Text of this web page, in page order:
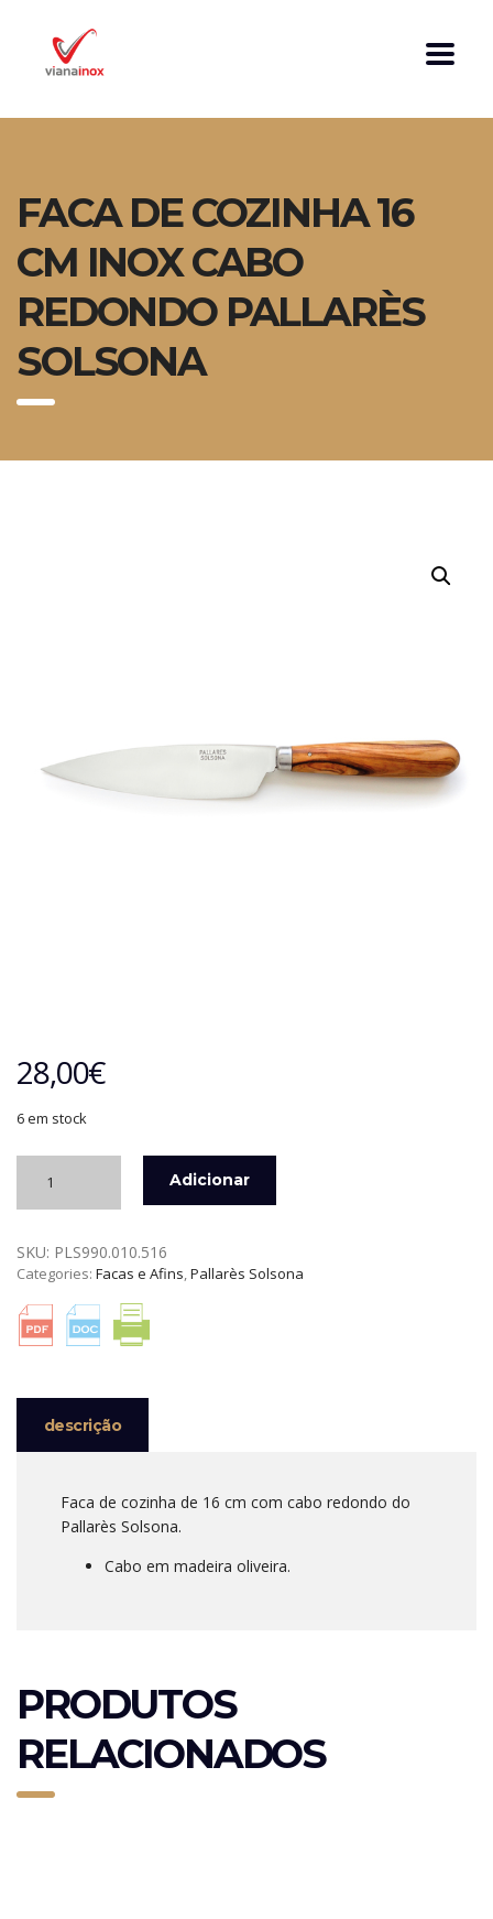
FACA DE COZINHA 16
CM INOX CABO
REDONDO PALLARÈS
SOLSONA
28,00€
6 em stock
FACA
COZINHA
16
INOX
CABO
Adicionar
SKU: PLS990.010.516
Categories: Facas e Afins,Pallarès Solsona
descrição
Faca de cozinha de 16 cm com cabo redondo do
Pallarès Solsona.
Cabo em madeira oliveira.
PRODUTOS
RELACIONADOS